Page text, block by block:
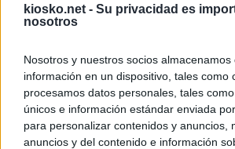
kiosko.net - Su privacidad es
nosotros
Nosotros y nuestros socios almacenamos
información en un dispositivo, tales como
procesamos datos personales, tales
únicos e información estándar enviada
para personalizar contenidos y anuncios,
anuncios y del contenido e información